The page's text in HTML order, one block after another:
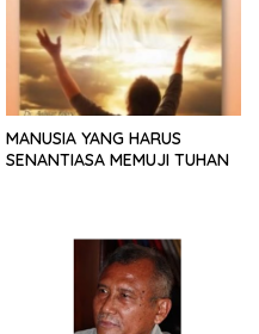
MANUSIA YANG HARUS
SENANTIASA MEMUJI TUHAN